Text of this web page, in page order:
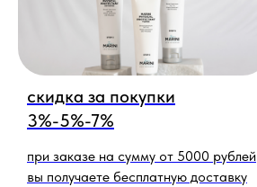
скидка за покупки
3%-5%-7%
при заказе на сумму от 5000 рублей
вы получаете бесплатную доставку